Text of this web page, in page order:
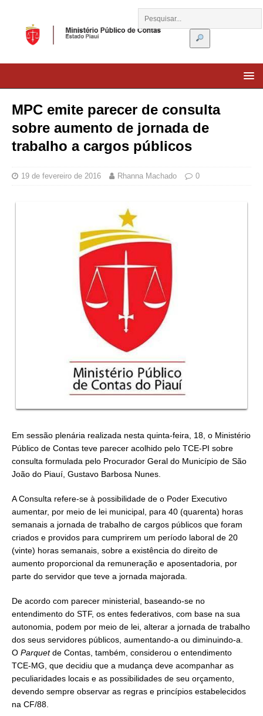
MPC emite parecer de consulta
sobre aumento de jornada de
trabalho a cargos públicos
19 de fevereiro de 2016 Rhanna Machado 0
Em sessão plenária realizada nesta quinta-feira, 18, o Ministério
Público de Contas teve parecer acolhido pelo TCE-PI sobre
consulta formulada pelo Procurador Geral do Município de São
João do Piauí, Gustavo Barbosa Nunes.
A Consulta refere-se à possibilidade de o Poder Executivo
aumentar, por meio de lei municipal, para 40 (quarenta) horas
semanais a jornada de trabalho de cargos públicos que foram
criados e providos para cumprirem um período laboral de 20
(vinte) horas semanais, sobre a existência do direito de
aumento proporcional da remuneração e aposentadoria, por
parte do servidor que teve a jornada majorada.
De acordo com parecer ministerial, baseando-se no
entendimento do STF, os entes federativos, com base na sua
autonomia, podem por meio de lei, alterar a jornada de trabalho
dos seus servidores públicos, aumentando-a ou diminuindo-a.
O Parquetde Contas, também, considerou o entendimento
TCE-MG, que decidiu que a mudança deve acompanhar as
peculiaridades locais e as possibilidades de seu orçamento,
devendo sempre observar as regras e princípios estabelecidos
na CF/88.